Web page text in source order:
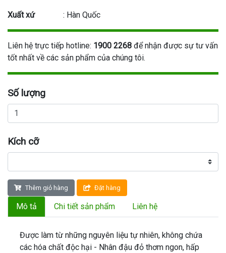
Xuất xứ : Hàn Quốc
Liên hệ trực tiếp hotline: 1900 2268 để nhận được sự tư vấn
tốt nhất về các sản phẩm của chúng tôi.
Số lượng
Kích cỡ
Thêm giỏ hàng Đặt hàng
Mô tả Chi tiết sản phẩm Liên hệ
Được làm từ những nguyên liệu tự nhiên, không chứa
các hóa chất độc hại - Nhân đậu đỏ thơm ngon, hấp